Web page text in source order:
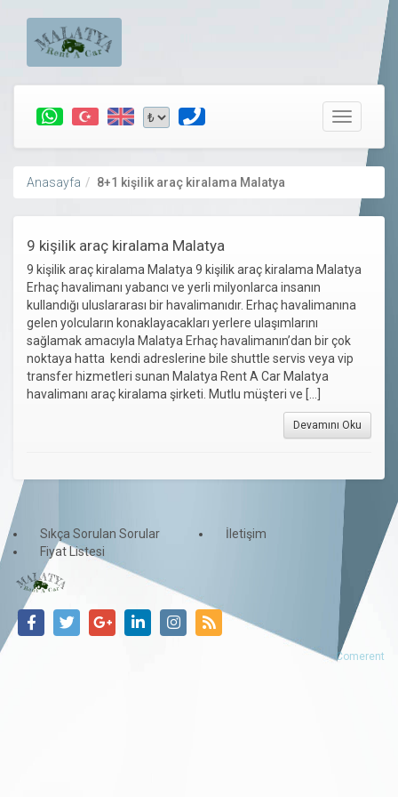
Toggle
Anasayfa 8+1 kişilik araç kiralama Malatya
9 kişilik araç kiralama Malatya
9 kişilik araç kiralama Malatya 9 kişilik araç kiralama Malatya
Erhaç havalimanı yabancı ve yerli milyonlarca insanın
kullandığı uluslararası bir havalimanıdır. Erhaç havalimanına
gelen yolcuların konaklayacakları yerlere ulaşımlarını
sağlamak amacıyla Malatya Erhaç havalimanın’dan bir çok
noktaya hatta kendi adreslerine bile shuttle servis veya vip
transfer hizmetleri sunan Malatya Rent A Car Malatya
havalimanı araç kiralama şirketi. Mutlu müşteri ve […]
Devamını Oku
Sıkça Sorulan Sorular
İletişim
Fiyat Listesi
Comerent